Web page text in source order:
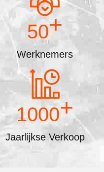
50+
Werknemers
1000+
Jaarlijkse Verkoop